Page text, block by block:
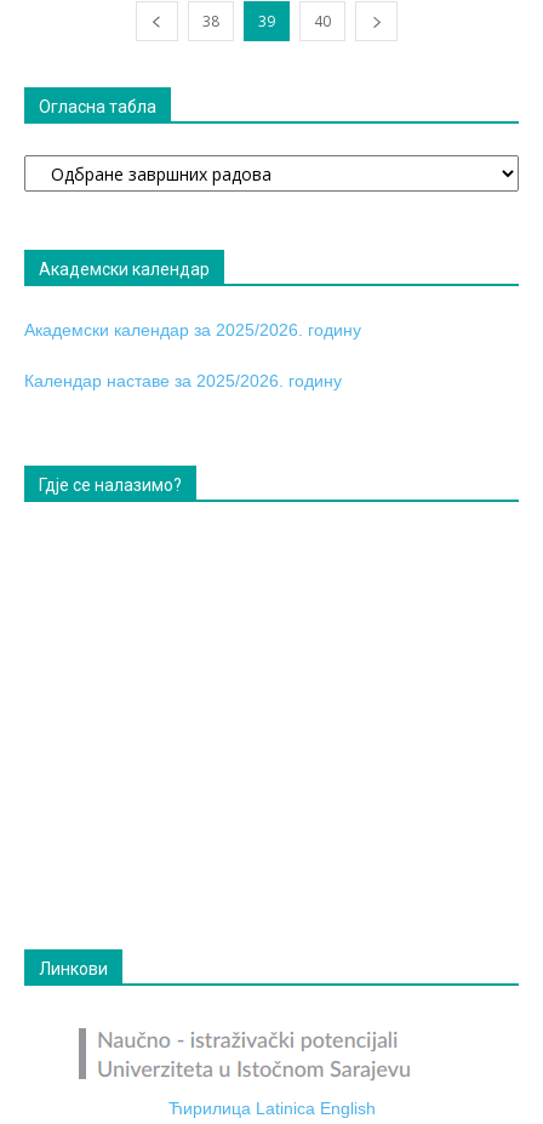
38 39 40
Огласна табла
Огласна
табла
Академски календар
Академски календар за 2025/2026. годину
Календар наставе за 2025/2026. годину
Гдје се налазимо?
Линкови
Ћирилица Latinica English